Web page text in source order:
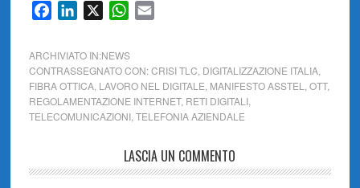
FacebookLinkedIn WhatsApp
ARCHIVIATO IN:NEWS
CONTRASSEGNATO CON:CRISI TLC DIGITALIZZAZIONE ITALIA,
FIBRA OTTICA, LAVORO NEL DIGITALE MANIFESTO ASSTEL OTT,
REGOLAMENTAZIONE INTERNET, RETI DIGITALI,
TELECOMUNICAZIONI, TELEFONIA AZIENDALE
LASCIA UN COMMENTO